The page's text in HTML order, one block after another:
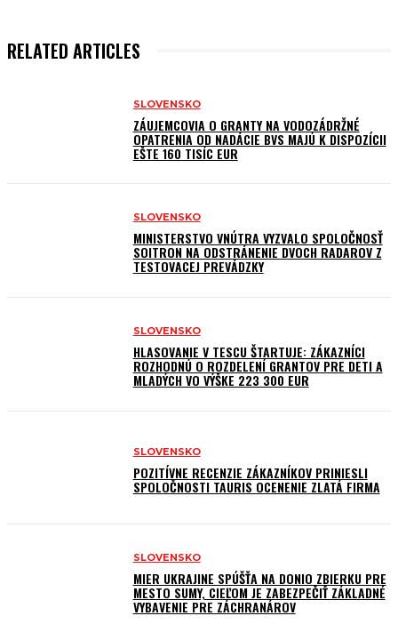
RELATED ARTICLES
SLOVENSKO
ZÁUJEMCOVIA O GRANTY NA VODOZÁDRŽNÉ
OPATRENIA OD NADÁCIE BVS MAJÚ K DISPOZÍCII
EŠTE 160 TISÍC EUR
SLOVENSKO
MINISTERSTVO VNÚTRA VYZVALO SPOLOČNOSŤ
SOITRON NA ODSTRÁNENIE DVOCH RADAROV Z
TESTOVACEJ PREVÁDZKY
SLOVENSKO
HLASOVANIE V TESCU ŠTARTUJE: ZÁKAZNÍCI
ROZHODNÚ O ROZDELENÍ GRANTOV PRE DETI A
MLADÝCH VO VÝŠKE 223 300 EUR
SLOVENSKO
POZITÍVNE RECENZIE ZÁKAZNÍKOV PRINIESLI
SPOLOČNOSTI TAURIS OCENENIE ZLATÁ FIRMA
SLOVENSKO
MIER UKRAJINE SPÚŠŤA NA DONIO ZBIERKU PRE
MESTO SUMY, CIEĽOM JE ZABEZPEČIŤ ZÁKLADNÉ
VYBAVENIE PRE ZÁCHRANÁROV